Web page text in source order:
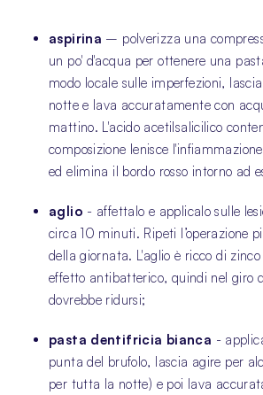
aspirina – polverizza una
un po' d'acqua per ottenere una
modo locale sulle imperfezioni,
notte e lava accuratamente con
mattino. L'acido acetilsalicilico
composizione lenisce
ed elimina il bordo rosso intorno ad
aglio - affettalo e applicalo sulle
circa 10 minuti. Ripeti l’operazione
della giornata. L'aglio è ricco di
effetto antibatterico, quindi nel giro
dovrebbe ridursi;
pasta dentifricia bianca -
punta del brufolo, lascia agire per
per tutta la notte) e poi lava